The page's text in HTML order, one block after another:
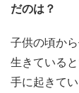
だのは？
子供の頃か
生きている
手に起きて